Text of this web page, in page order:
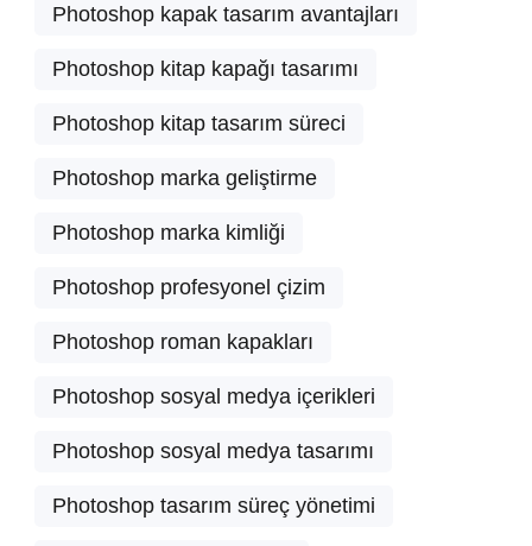
Photoshop kapak tasarım avantajları
Photoshop kitap kapağı tasarımı
Photoshop kitap tasarım süreci
Photoshop marka geliştirme
Photoshop marka kimliği
Photoshop profesyonel çizim
Photoshop roman kapakları
Photoshop sosyal medya içerikleri
Photoshop sosyal medya tasarımı
Photoshop tasarım süreç yönetimi